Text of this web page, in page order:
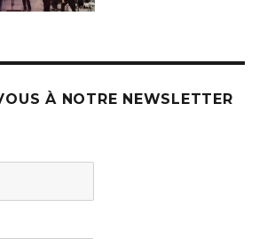
À NOTRE NEWSLETTER